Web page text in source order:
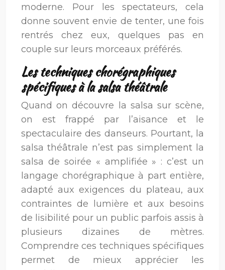
moderne. Pour les spectateurs, cela
donne souvent envie de tenter, une fois
rentrés chez eux, quelques pas en
couple sur leurs morceaux préférés.
Les techniques chorégraphiques
spécifiques à la salsa théâtrale
Quand on découvre la salsa sur scène,
on est frappé par l’aisance et le
spectaculaire des danseurs. Pourtant, la
salsa théâtrale n’est pas simplement la
salsa de soirée « amplifiée » : c’est un
langage chorégraphique à part entière,
adapté aux exigences du plateau, aux
contraintes de lumière et aux besoins
de lisibilité pour un public parfois assis à
plusieurs dizaines de mètres.
Comprendre ces techniques spécifiques
permet de mieux apprécier les